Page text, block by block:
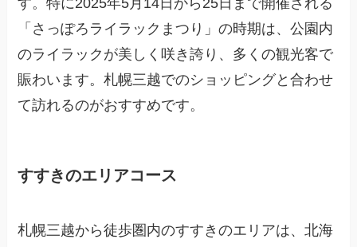
「さっぽろライラックまつり」の時期は、公園内
のライラックが美しく咲き誇り、多くの観光客で
賑わいます。札幌三越でのショッピングと合わせ
て訪れるのがおすすめです。
すすきのエリアコース
札幌三越から徒歩圏内のすすきのエリアは、北海